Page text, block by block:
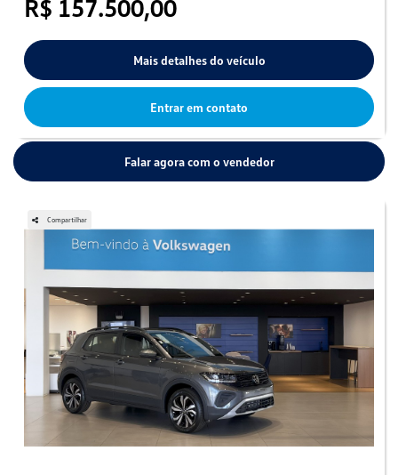
R$ 157.500,00
Mais detalhes do veículo
Entrar em contato
Falar agora com o vendedor
Compartilhar